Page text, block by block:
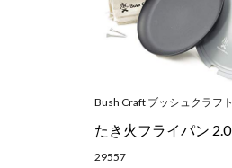
Bush Craft ブッシュクラフト
たき火フライパン 2.0
29557